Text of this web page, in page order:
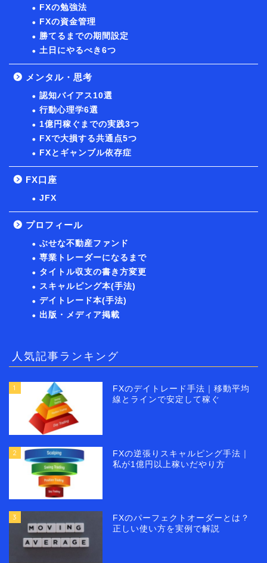
FXの勉強法
FXの資金管理
勝てるまでの期間設定
土日にやるべき6つ
メンタル・思考
認知バイアス10選
行動心理学6選
1億円稼ぐまでの実践3つ
FXで大損する共通点5つ
FXとギャンブル依存症
FX口座
JFX
プロフィール
ぶせな不動産ファンド
専業トレーダーになるまで
タイトル収支の書き方変更
スキャルピング本(手法)
デイトレード本(手法)
出版・メディア掲載
人気記事ランキング
1
FXのデイトレード手法｜移動平均
線とラインで安定して稼ぐ
2
FXの逆張りスキャルピング手法｜
私が1億円以上稼いだやり方
3
FXのパーフェクトオーダーとは？
正しい使い方を実例で解説